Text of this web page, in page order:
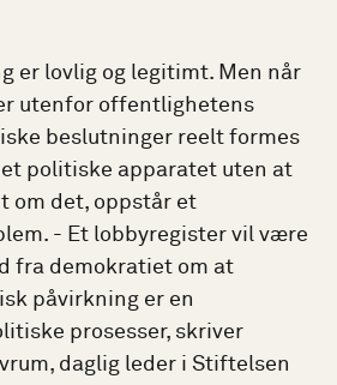
er lovlig og legitimt. Men når
utenfor offentlighetens
beslutninger reelt formes
politiske apparatet uten at
om det, oppstår et
- Et lobbyregister vil være
fra demokratiet om at
påvirkning er en
prosesser, skriver
daglig leder i Stiftelsen